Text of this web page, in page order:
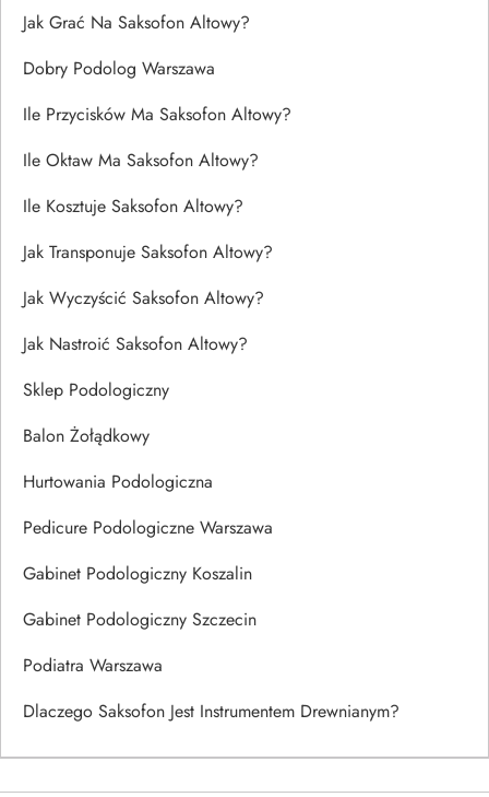
Jak Grać Na Saksofon Altowy?
Dobry Podolog Warszawa
Ile Przycisków Ma Saksofon Altowy?
Ile Oktaw Ma Saksofon Altowy?
Ile Kosztuje Saksofon Altowy?
Jak Transponuje Saksofon Altowy?
Jak Wyczyścić Saksofon Altowy?
Jak Nastroić Saksofon Altowy?
Sklep Podologiczny
Balon Żołądkowy
Hurtowania Podologiczna
Pedicure Podologiczne Warszawa
Gabinet Podologiczny Koszalin
Gabinet Podologiczny Szczecin
Podiatra Warszawa
Dlaczego Saksofon Jest Instrumentem Drewnianym?